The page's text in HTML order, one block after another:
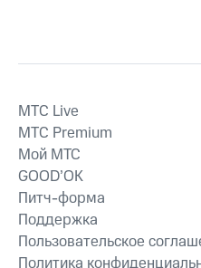
MTС Live
MTС Premium
Мой МТС
GOOD’OK
Питч-форма
Поддержка
Пользовательское
Политика